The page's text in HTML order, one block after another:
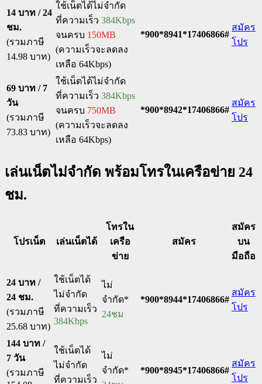
14 บาท / 24
ชม.
(รวมภาษี
14.98 บาท)
ใช้เน็ตได้ไม่จำกัด
ที่ความเร็ว 384Kbps
จนครบ 150MB
(ความเร็วจะลดลง
เหลือ 64Kbps)
*900*8941*17406866#
สมัคร
โปร
69 บาท / 7
วัน
(รวมภาษี
73.83 บาท)
ใช้เน็ตได้ไม่จำกัด
ที่ความเร็ว 384Kbps
จนครบ 750MB
(ความเร็วจะลดลง
เหลือ 64Kbps)
*900*8942*17406866#
สมัคร
โปร
เล่นเน็ตไม่จำกัด พร้อมโทรในเครือข่าย 24
ชม.
โปรเน็ต เล่นเน็ตได้
โทรใน
เครือ
ข่าย
สมัคร
สมัคร
บน
มือถือ
24 บาท /
24 ชม.
(รวมภาษี
25.68 บาท)
ใช้เน็ตได้
ไม่จำกัด
ที่ความเร็ว
384Kbps
ไม่
จำกัด*
24ชม
*900*8944*17406866#
สมัคร
โปร
144 บาท /
7 วัน
(รวมภาษี
ใช้เน็ตได้
ไม่จำกัด
ที่ความเร็ว
ไม่
จำกัด*
*900*8945*17406866#
สมัคร
โปร